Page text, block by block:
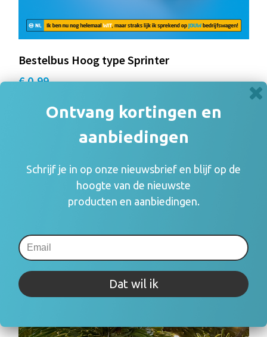
Bestelbus Hoog type Sprinter
€ 0,99
Ontvang kortingen en
aanbiedingen
Schrijf je in op onze nieuwsbrief en blijf op de
hoogte van de nieuwste
producten en aanbiedingen.
Dat wil ik